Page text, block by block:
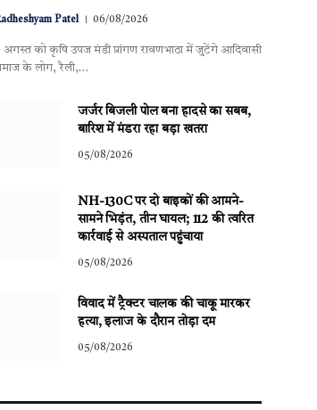
Patel 06/08/2026
अगस्त को कृषि उपज मंडी प्रांगण रावणभाठा में जुटेंगे आदिवासी
के लोग, रैली,…
जर्जर बिजली पोल बना हादसे का सबब,
बारिश में मंडरा रहा बड़ा खतरा
05/08/2026
NH-130C पर दो बाइकों की आमने-
सामने भिड़ंत, तीन घायल; 112 की त्वरित
कार्रवाई से अस्पताल पहुंचाया
05/08/2026
विवाद में ट्रैक्टर चालक की चाकू मारकर
हत्या, इलाज के दौरान तोड़ा दम
05/08/2026